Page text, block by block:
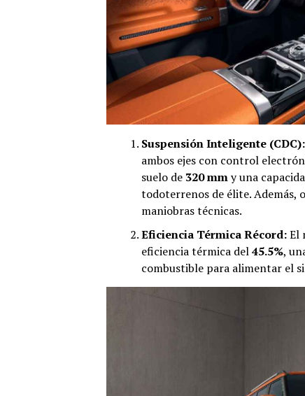
Suspensión Inteligente (CDC):
ambos ejes con control
suelo de 320 mmy una
todoterrenos de élite. Además,
maniobras técnicas.
Eficiencia Térmica Récord:El
eficiencia térmica del45.5%,
combustible para alimentar el